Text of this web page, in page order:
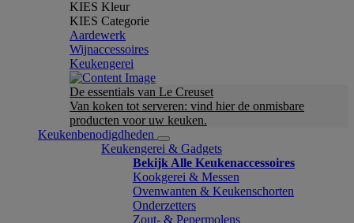
KIES Kleur
KIES Categorie
Aardewerk
Wijnaccessoires
Keukengerei
De essentials van Le Creuset
Van koken tot serveren: vind hier de onmisbare
producten voor uw keuken.
Keukenbenodigdheden
Keukengerei & Gadgets
Bekijk Alle Keukenaccessoires
Kookgerei & Messen
Ovenwanten & Keukenschorten
Onderzetters
Zout- & Pepermolens